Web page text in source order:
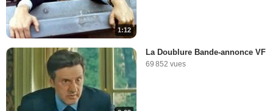
1:12
La Doublure Bande-annonce VF
69 852 vues